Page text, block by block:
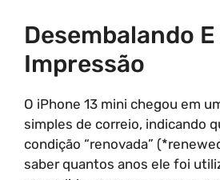
Desembalando
Impressão
O iPhone 13 mini chegou em
simples de correio, indicando
condição “renovada”
saber quantos anos ele foi